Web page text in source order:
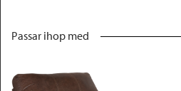
Passar ihop med